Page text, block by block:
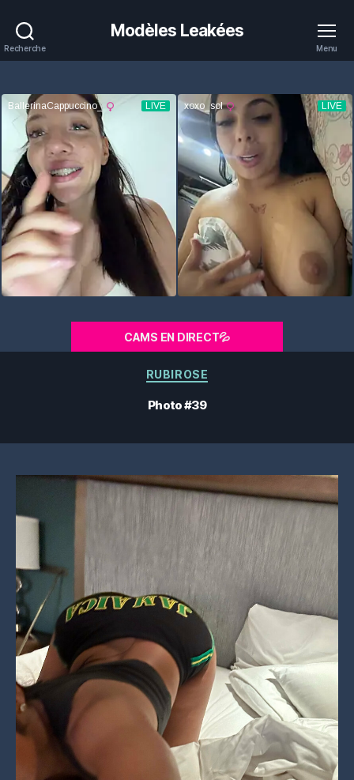
Recherche
Modèles Leakées
Menu
CAMS EN DIRECT💦
Catégories
RUBIROSE
Photo #39